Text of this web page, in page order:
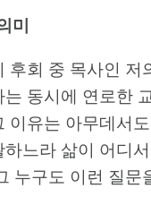
미
후회 중 목사인
동시에 연로한
이유는 아무데서
느라 삶이 어디
누구도 이런 질